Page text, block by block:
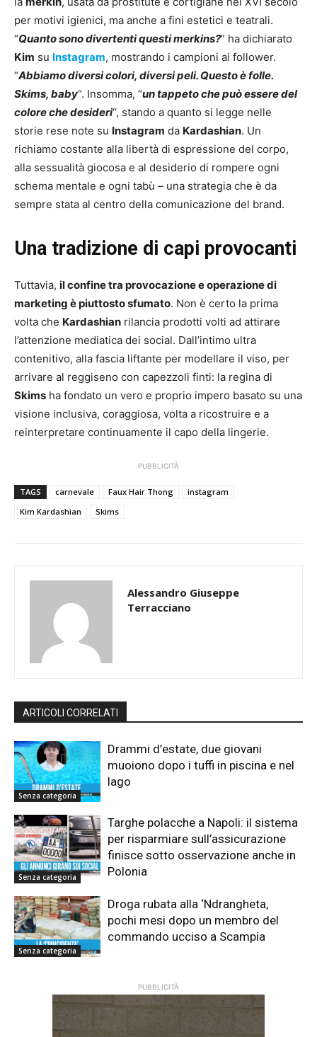
per motivi igienici, ma anche a fini estetici e teatrali.
“Quanto sono divertenti questi merkins?” ha dichiarato
Kim su Instagram, mostrando i campioni ai follower.
“Abbiamo diversi colori, diversi peli. Questo è folle.
Skims, baby“. Insomma, “un tappeto che può essere del
colore che desideri“, stando a quanto si legge nelle
storie rese note su Instagram da Kardashian. Un
richiamo costante alla libertà di espressione del corpo,
alla sessualità giocosa e al desiderio di rompere ogni
schema mentale e ogni tabù – una strategia che è da
sempre stata al centro della comunicazione del brand.
Una tradizione di capi provocanti
Tuttavia, il confine tra provocazione e operazione di
marketing è piuttosto sfumato. Non è certo la prima
volta che Kardashian rilancia prodotti volti ad attirare
l’attenzione mediatica dei social. Dall’intimo ultra
contenitivo, alla fascia liftante per modellare il viso, per
arrivare al reggiseno con capezzoli finti: la regina di
Skims ha fondato un vero e proprio impero basato su una
visione inclusiva, coraggiosa, volta a ricostruire e a
reinterpretare continuamente il capo della lingerie.
PUBBLICITÀ
TAGS carnevale Faux Hair Thong
instagram
Kim Kardashian
Skims
Alessandro Giuseppe
Terracciano
ARTICOLI CORRELATI
Senza categoria
Drammi d’estate, due giovani
muoiono dopo i tuffi in piscina e nel
lago
Senza categoria
Targhe polacche a Napoli: il sistema
per risparmiare sull’assicurazione
finisce sotto osservazione anche in
Polonia
Senza categoria
Droga rubata alla ‘Ndrangheta,
pochi mesi dopo un membro del
commando ucciso a Scampia
PUBBLICITÀ